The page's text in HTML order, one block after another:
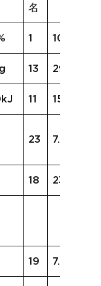
名
1 100%
13 29.3g
11 1555kJ
23 7.4g
18 23.8g
19 7.0g